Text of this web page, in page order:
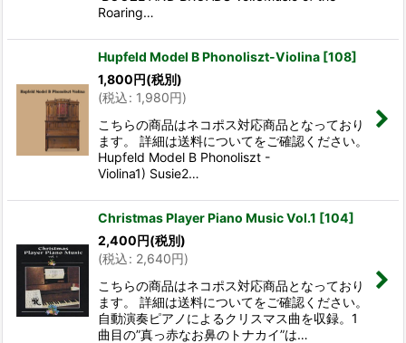
Roaring…
Hupfeld Model B Phonoliszt-Violina [108]
1,800円(税別)
(税込: 1,980円)
こちらの商品はネコポス対応商品となっており
ます。 詳細は送料についてをご確認ください。
Hupfeld Model B Phonoliszt -
Violina1) Susie2…
Christmas Player Piano Music Vol.1 [104]
2,400円(税別)
(税込: 2,640円)
こちらの商品はネコポス対応商品となっており
ます。 詳細は送料についてをご確認ください。
自動演奏ピアノによるクリスマス曲を収録。1
曲目の”真っ赤なお鼻のトナカイ”は…